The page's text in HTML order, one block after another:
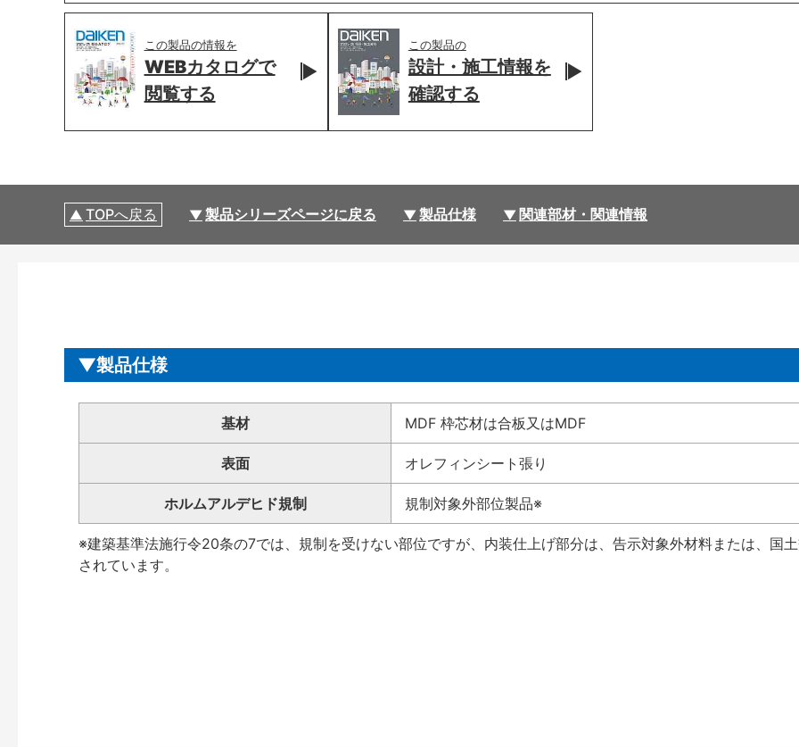
この製品の情報を
WEBカタログで
閲覧する
この製品の
設計・施工情報を
確認する
TOPへ戻る 製品シリーズページに戻る 製品仕様 関連部材・関連情報
製品仕様
基材 MDF 枠芯材は合板又はMDF
表面 オレフィンシート張り
ホルムアルデヒド規制 規制対象外部位製品※
※建築基準法施行令20条の7では、規制を受けない部位ですが、内装仕上げ部分は、告示対象外材料または
されています。